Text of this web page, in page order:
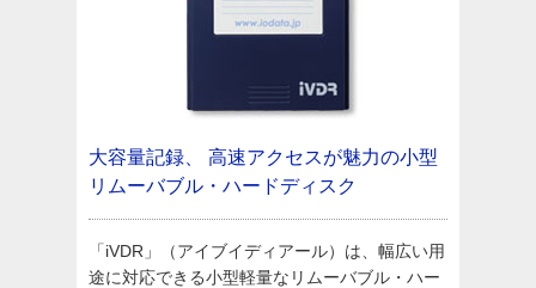
大容量記録、 高速アクセスが魅力の小型
リムーバブル・ハードディスク
「iVDR」（アイブイディアール）は、幅広い用
途に対応できる小型軽量なリムーバブル・ハー